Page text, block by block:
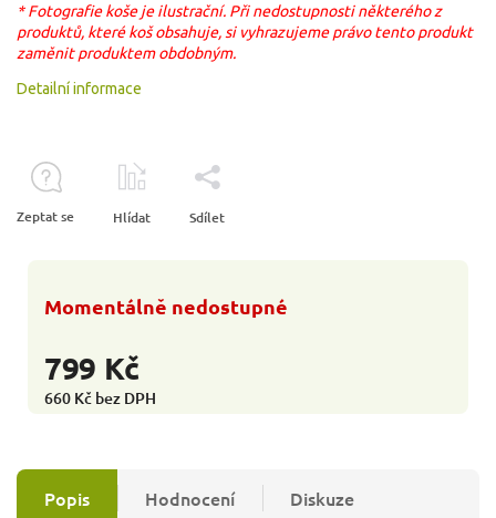
799 Kč
660 Kč bez DPH
Momentálně nedostupné
* Fotografie koše je ilustrační. Při nedostupnosti některého z
produktů, které koš obsahuje, si vyhrazujeme právo tento produkt
zaměnit produktem obdobným.
Detailní informace
Zeptat se Hlídat Sdílet
Popis Hodnocení Diskuze